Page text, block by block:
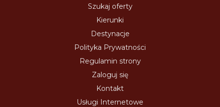
Szukaj oferty
Kierunki
Destynacje
Polityka Prywatności
Regulamin strony
Zaloguj się
Kontakt
Usługi Internetowe